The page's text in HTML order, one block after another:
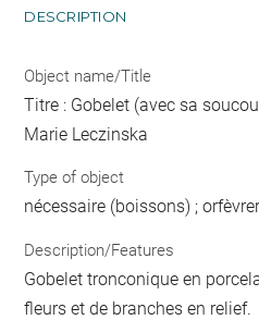
DESCRIPTION
Object name/Title
Titre : Gobelet (avec sa
Marie Leczinska
Type of object
nécessaire (boissons) ;
Description/Features
Gobelet tronconique en
fleurs et de branches en relief.